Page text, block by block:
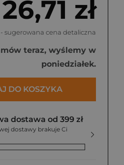
26,71 zł
- sugerowana cena detaliczna
teraz, wyślemy w
poniedziałek.
DO KOSZYKA
dostawa od 399 zł
dostawy brakuje Ci